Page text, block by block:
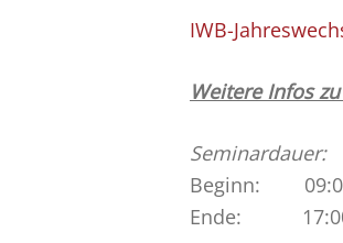
IWB-
Weitere Infos
Seminardauer:
Beginn:
Ende: